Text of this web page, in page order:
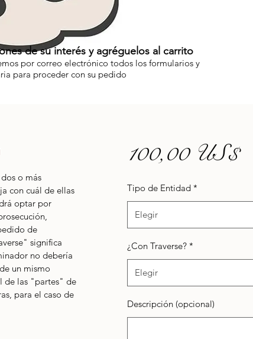
o más
con cuál de ellas
optar por
de
significa
no debería
un mismo
de las "partes" de
para el caso de
100,00 US$
Tipo de Entidad *
Elegir
¿Con Traverse? *
Elegir
Descripción (opcional)
de su interés y agréguelos al carrito
por correo electrónico todos los formularios y
para proceder con su pedido